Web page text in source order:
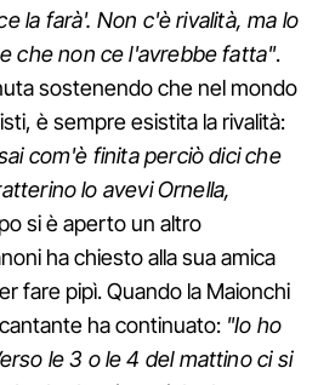
la farà'. Non c'è rivalità, ma lo
che non ce l'avrebbe fatta".
sostenendo che nel mondo
è sempre esistita la rivalità:
com'è finita perciò dici che
lo avevi Ornella,
si è aperto un altro
ha chiesto alla sua amica
fare pipì. Quando la Maionchi
ha continuato: "Io ho
le 3 o le 4 del mattino ci si